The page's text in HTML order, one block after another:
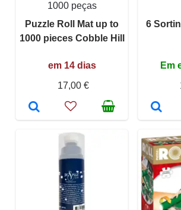
1000 peças
Puzzle Roll Mat up to
1000 pieces Cobble Hill
em 14 dias
17,00 €
6
Em